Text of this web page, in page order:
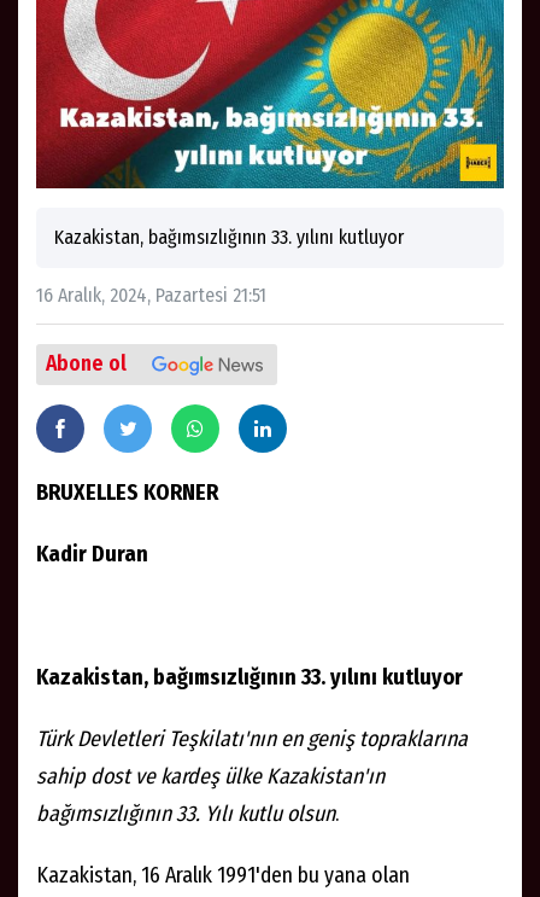
Kazakistan, bağımsızlığının 33. yılını kutluyor
16 Aralık, 2024, Pazartesi 21:51
Abone ol
BRUXELLES KORNER
Kadir Duran
Kazakistan, bağımsızlığının 33. yılını kutluyor
Türk Devletleri Teşkilatı'nın en geniş topraklarına
sahip dost ve kardeş ülke Kazakistan'ın
bağımsızlığının 33. Yılı kutlu olsun.
Kazakistan, 16 Aralık 1991'den bu yana olan